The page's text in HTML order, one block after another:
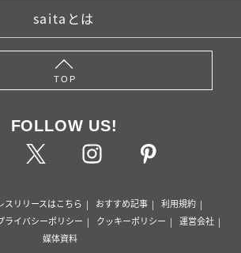
saitaとは
TOP
FOLLOW US!
スリリースはこちら おすすめ記事
利用規約
ライバシーポリシー クッキーポリシー
運営会社
媒体資料